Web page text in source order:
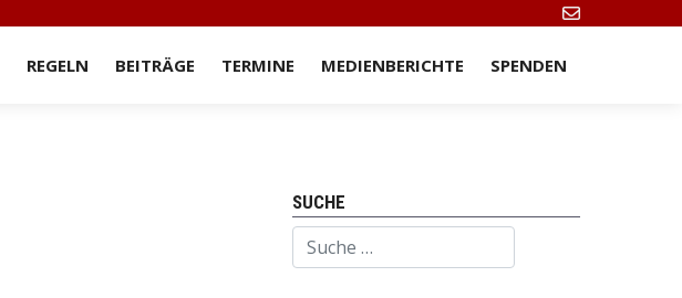
REGELN BEITRÄGE TERMINE MEDIENBERICHTE SPENDEN
SUCHE
Suchen